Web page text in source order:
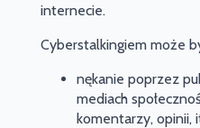
internecie.
Cyberstalkingiem może
nękanie poprzez
mediach
komentarzy, opinii,